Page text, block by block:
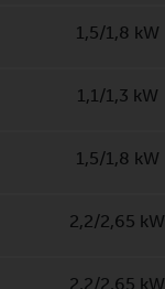
1,5/1,8 kW
1,1/1,3 kW
1,5/1,8 kW
2,2/2,65 kW
2,2/2,65 kW